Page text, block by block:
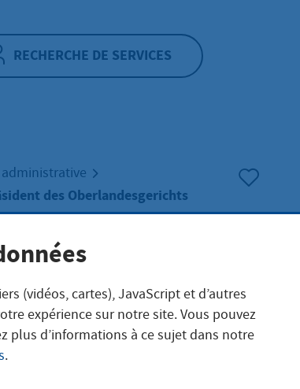
RECHERCHE DE SERVICES
des Oberlandesgerichts
- Der
(vidéos, cartes), JavaScript et d’autres
expérience sur notre site. Vous pouvez
plus d’informations à ce sujet dans notre
.